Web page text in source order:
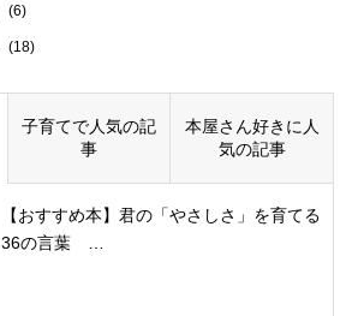
(6)
(18)
子育てで人気の記
事
本屋さん好きに人
気の記事
【おすすめ本】君の「やさしさ」を育てる
36の言葉 …